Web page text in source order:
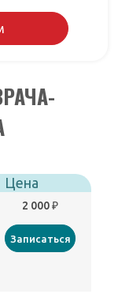
Цена
2 000 ₽
Записаться